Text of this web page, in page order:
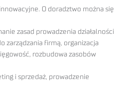
O doradztwo można się
zasad prowadzenia działalności
zarządzania firmą, organizacja
rozbudowa zasobów
i sprzedaż, prowadzenie